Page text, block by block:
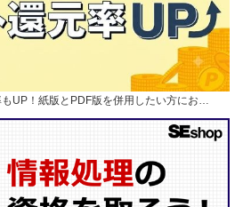
UP！紙版とPDF版を併用したい方にお…